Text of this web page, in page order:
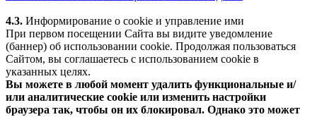
4.3. Информирование о cookie и управление ими
При первом посещении Сайта вы видите уведомление
(баннер) об использовании cookie. Продолжая пользоваться
Сайтом, вы соглашаетесь с использованием cookie в
указанных целях.
Вы можете в любой момент удалить функциональные и/
или аналитические cookie или изменить настройки
браузера так, чтобы он их блокировал. Однако это может